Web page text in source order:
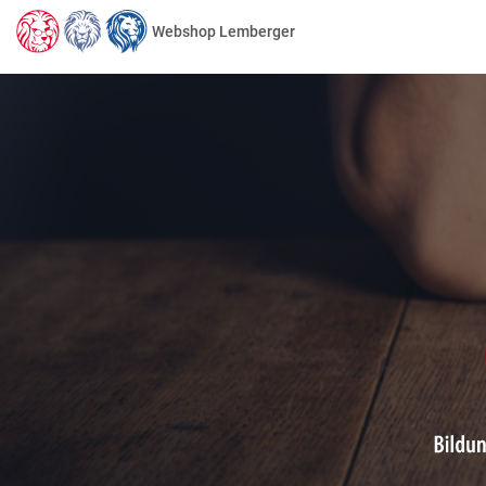
Webshop Lemberger